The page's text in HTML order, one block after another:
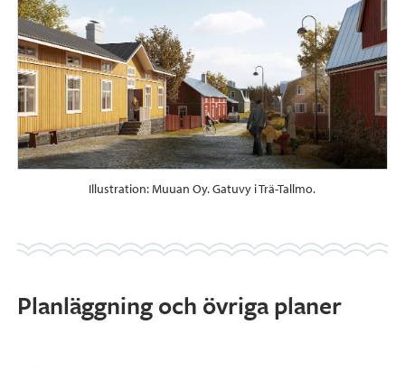
Illustration: Muuan Oy. Gatuvy i Trä-Tallmo.
Planläggning och övriga planer